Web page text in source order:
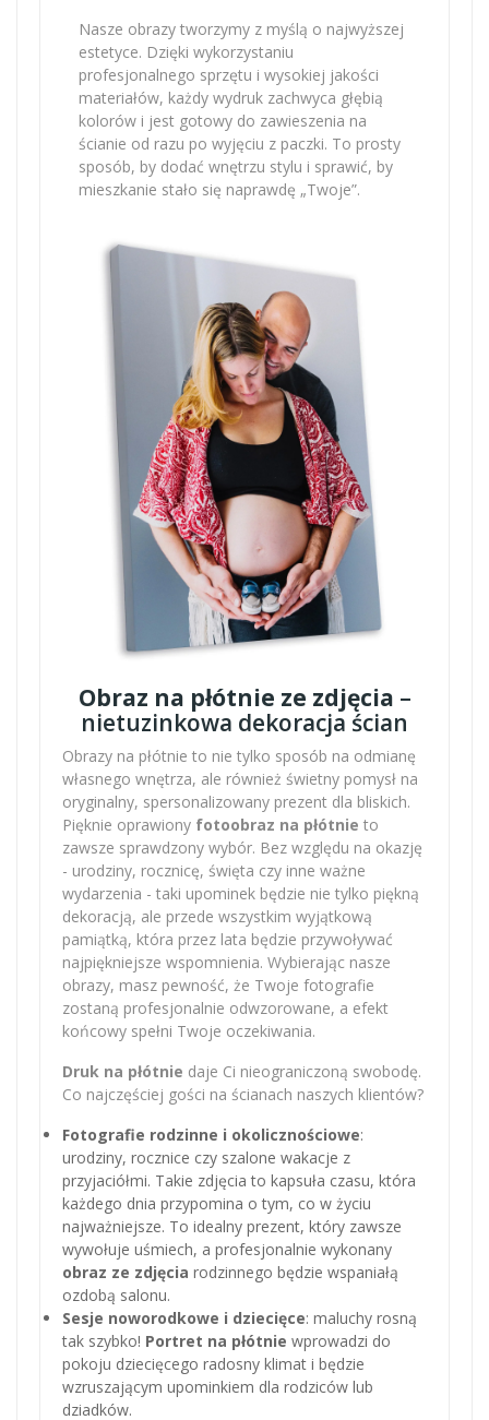
Nasze obrazy tworzymy z myślą o najwyższej
estetyce. Dzięki wykorzystaniu
profesjonalnego sprzętu i wysokiej jakości
materiałów, każdy wydruk zachwyca głębią
kolorów i jest gotowy do zawieszenia na
ścianie od razu po wyjęciu z paczki. To prosty
sposób, by dodać wnętrzu stylu i sprawić, by
mieszkanie stało się naprawdę „Twoje”.
Obraz na płótnie ze zdjęcia –
nietuzinkowa dekoracja ścian
Obrazy na płótnie to nie tylko sposób na odmianę
własnego wnętrza, ale również świetny pomysł na
oryginalny, spersonalizowany prezent dla bliskich.
Pięknie oprawiony fotoobraz na płótnie to
zawsze sprawdzony wybór. Bez względu na okazję
- urodziny, rocznicę, święta czy inne ważne
wydarzenia - taki upominek będzie nie tylko piękną
dekoracją, ale przede wszystkim wyjątkową
pamiątką, która przez lata będzie przywoływać
najpiękniejsze wspomnienia. Wybierając nasze
obrazy, masz pewność, że Twoje fotografie
zostaną profesjonalnie odwzorowane, a efekt
końcowy spełni Twoje oczekiwania.
Druk na płótnie daje Ci nieograniczoną swobodę.
Co najczęściej gości na ścianach naszych klientów?
Fotografie rodzinne i okolicznościowe:
urodziny, rocznice czy szalone wakacje z
przyjaciółmi. Takie zdjęcia to kapsuła czasu, która
każdego dnia przypomina o tym, co w życiu
najważniejsze. To idealny prezent, który zawsze
wywołuje uśmiech, a profesjonalnie wykonany
obraz ze zdjęcia rodzinnego będzie wspaniałą
ozdobą salonu.
Sesje noworodkowe i dziecięce: maluchy rosną
tak szybko! Portret na płótnie wprowadzi do
pokoju dziecięcego radosny klimat i będzie
wzruszającym upominkiem dla rodziców lub
dziadków.